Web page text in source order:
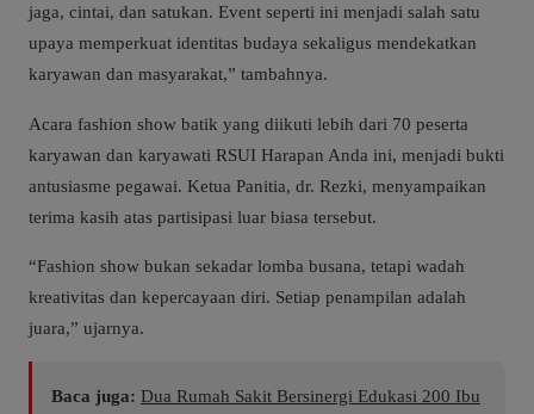
jaga, cintai, dan satukan. Event seperti ini menjadi salah satu
upaya memperkuat identitas budaya sekaligus mendekatkan
karyawan dan masyarakat,” tambahnya.
Acara fashion show batik yang diikuti lebih dari 70 peserta
karyawan dan karyawati RSUI Harapan Anda ini, menjadi bukti
antusiasme pegawai. Ketua Panitia, dr. Rezki, menyampaikan
terima kasih atas partisipasi luar biasa tersebut.
“Fashion show bukan sekadar lomba busana, tetapi wadah
kreativitas dan kepercayaan diri. Setiap penampilan adalah
juara,” ujarnya.
Baca juga: Dua Rumah Sakit Bersinergi Edukasi 200 Ibu